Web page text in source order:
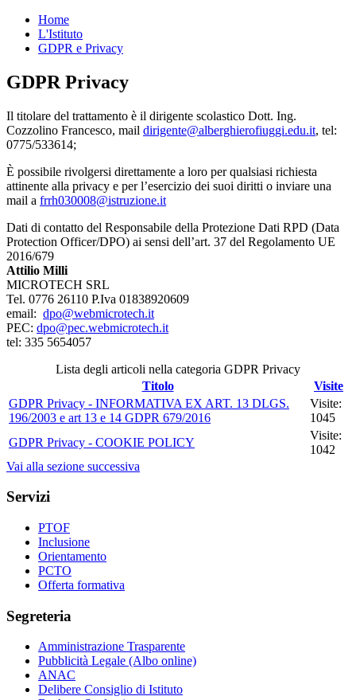
Home
L'Istituto
GDPR e Privacy
GDPR Privacy
Il titolare del trattamento è il dirigente scolastico Dott. Ing.
Cozzolino Francesco, mail dirigente@alberghierofiuggi.edu.it, tel:
0775/533614;
È possibile rivolgersi direttamente a loro per qualsiasi richiesta
attinente alla privacy e per l’esercizio dei suoi diritti o inviare una
mail a frrh030008@istruzione.it
Dati di contatto del Responsabile della Protezione Dati RPD (Data
Protection Officer/DPO) ai sensi dell’art. 37 del Regolamento UE
2016/679
Attilio Milli
MICROTECH SRL
Tel. 0776 26110 P.Iva 01838920609
email: dpo@webmicrotech.it
PEC: dpo@pec.webmicrotech.it
tel: 335 5654057
Lista degli articoli nella categoria GDPR Privacy
Titolo
Visite
GDPR Privacy - INFORMATIVA EX ART. 13 DLGS.
196/2003 e art 13 e 14 GDPR 679/2016
Visite:
1045
GDPR Privacy - COOKIE POLICY
Visite:
1042
Vai alla sezione successiva
Servizi
PTOF
Inclusione
Orientamento
PCTO
Offerta formativa
Segreteria
Amministrazione Trasparente
Pubblicità Legale (Albo online)
ANAC
Delibere Consiglio di Istituto